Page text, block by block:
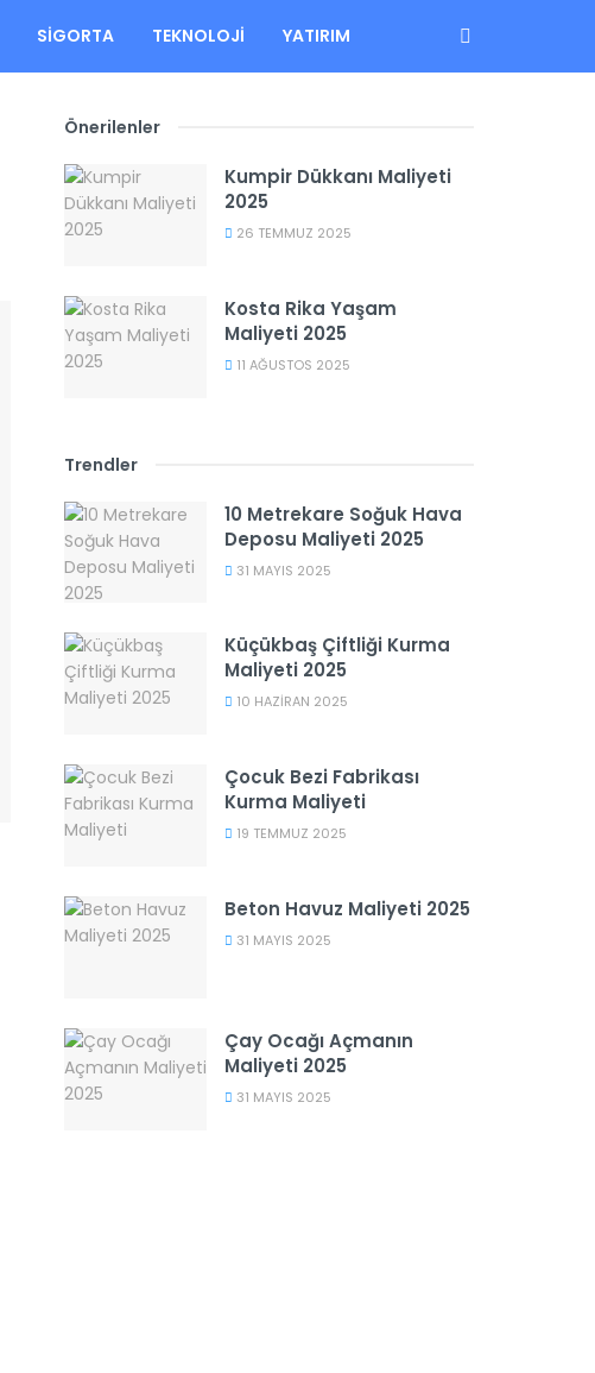
SIGORTA TEKNOLOJI YATIRIM
Önerilenler
Kumpir Dükkanı Maliyeti
2025
26 TEMMUZ 2025
Kosta Rika Yaşam
Maliyeti 2025
11 AĞUSTOS 2025
Trendler
10 Metrekare Soğuk Hava
Deposu Maliyeti 2025
31 MAYIS 2025
Küçükbaş Çiftliği Kurma
Maliyeti 2025
10 HAZIRAN 2025
Çocuk Bezi Fabrikası
Kurma Maliyeti
19 TEMMUZ 2025
Beton Havuz Maliyeti 2025
31 MAYIS 2025
Çay Ocağı Açmanın
Maliyeti 2025
31 MAYIS 2025